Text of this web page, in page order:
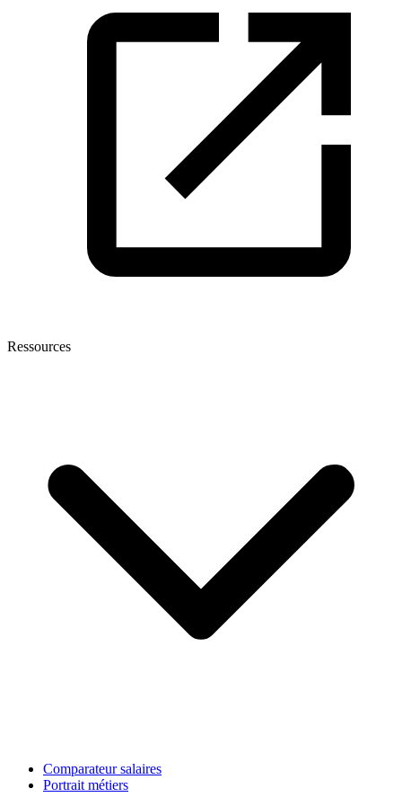
Ressources
Comparateur salaires
Portrait métiers